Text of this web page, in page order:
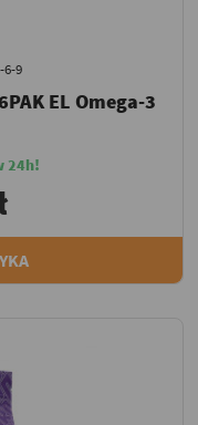
9
EL Omega-3
24h!